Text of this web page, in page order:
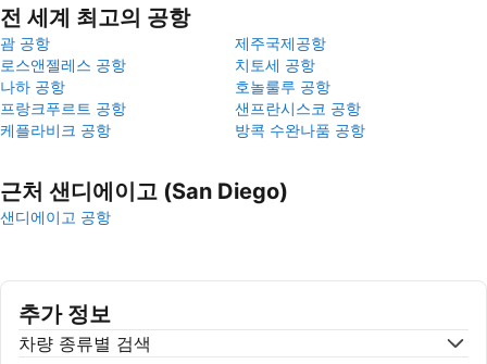
전 세계 최고의 공항
괌 공항
제주국제공항
로스앤젤레스 공항
치토세 공항
나하 공항
호놀룰루 공항
프랑크푸르트 공항
샌프란시스코 공항
케플라비크 공항
방콕 수완나품 공항
근처 샌디에이고 (San Diego)
샌디에이고 공항
추가 정보
차량 종류별 검색